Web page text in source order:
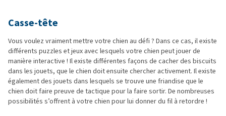
Casse-tête
Vous voulez vraiment mettre votre chien au défi ? Dans ce cas, il existe
différents puzzles et jeux avec lesquels votre chien peut jouer de
manière interactive ! Il existe différentes façons de cacher des biscuits
dans les jouets, que le chien doit ensuite chercher activement. Il existe
également des jouets dans lesquels se trouve une friandise que le
chien doit faire preuve de tactique pour la faire sortir. De nombreuses
possibilités s’offrent à votre chien pour lui donner du fil à retordre !